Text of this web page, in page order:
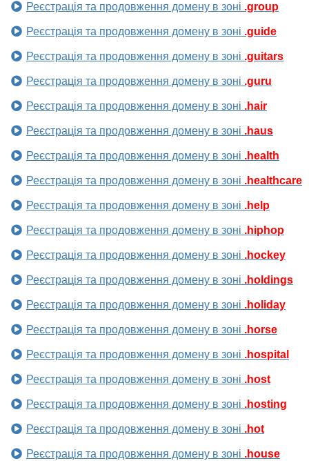
Реєстрація та продовження домену в зоні .group
Реєстрація та продовження домену в зоні .guide
Реєстрація та продовження домену в зоні .guitars
Реєстрація та продовження домену в зоні .guru
Реєстрація та продовження домену в зоні .hair
Реєстрація та продовження домену в зоні .haus
Реєстрація та продовження домену в зоні .health
Реєстрація та продовження домену в зоні .healthcare
Реєстрація та продовження домену в зоні .help
Реєстрація та продовження домену в зоні .hiphop
Реєстрація та продовження домену в зоні .hockey
Реєстрація та продовження домену в зоні .holdings
Реєстрація та продовження домену в зоні .holiday
Реєстрація та продовження домену в зоні .horse
Реєстрація та продовження домену в зоні .hospital
Реєстрація та продовження домену в зоні .host
Реєстрація та продовження домену в зоні .hosting
Реєстрація та продовження домену в зоні .hot
Реєстрація та продовження домену в зоні .house